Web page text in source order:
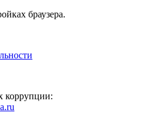
браузера.
коррупции: